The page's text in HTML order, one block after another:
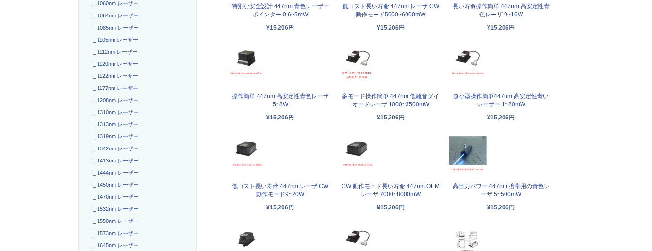
|_ 1060nm レーザー
|_ 1064nm レーザー
|_ 1085nm レーザー
|_ 1105nm レーザー
|_ 1112nm レーザー
|_ 1120nm レーザー
|_ 1122nm レーザー
|_ 1177nm レーザー
|_ 1208nm レーザー
|_ 1310nm レーザー
|_ 1313nm レーザー
|_ 1319nm レーザー
|_ 1342nm レーザー
|_ 1413nm レーザー
|_ 1444nm レーザー
|_ 1450nm レーザー
|_ 1470nm レーザー
|_ 1532nm レーザー
|_ 1550nm レーザー
|_ 1573nm レーザー
|_ 1645nm レーザー
特別な安全設計 447nm 青色レーザー
ポインター 0.6~5mW
¥15,206円
低コスト長い寿命 447nm レーザ CW
動作モード5000~6000mW
¥15,206円
長い寿命操作簡単 447nm 高安定性青
色レーザ 9~16W
¥15,206円
操作簡単 447nm 高安定性青色レーザ
5~8W
¥15,206円
多モード操作簡単 447nm 低雑音ダイ
オードレーザ 1000~3500mW
¥15,206円
超小型操作簡単447nm 高安定性靑い
レーザー 1~80mW
¥15,206円
低コスト長い寿命 447nm レーザ CW
動作モード9~20W
¥15,206円
CW 動作モード長い寿命 447nm OEM
レーザ 7000~8000mW
¥15,206円
高出力パワー 447nm 携帯用の青色レ
ーザ 5~500mW
¥15,206円